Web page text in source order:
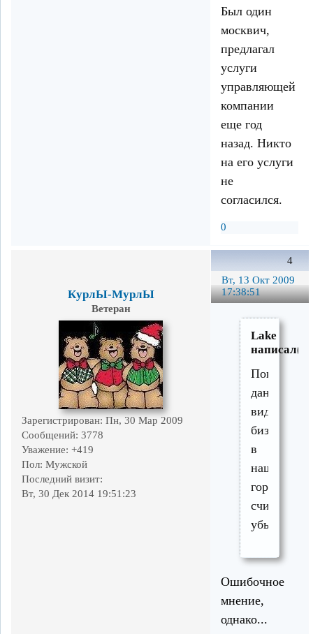
Был один
москвич,
предлагал
услуги
управляющей
компании
еще год
назад. Никто
на его услуги
не
согласился.
0
4
Вт, 13 Окт 2009
17:38:51
КурлЫ-МурлЫ
Ветеран
Зарегистрирован: Пн, 30 Мар 2009
Сообщений: 3778
Уважение: +419
Пол: Мужской
Последний визит:
Вт, 30 Дек 2014 19:51:23
Lake
Пока
данный
вид
бизнеса
в
нашем
городе
считается
Ошибочное
мнение,
однако...